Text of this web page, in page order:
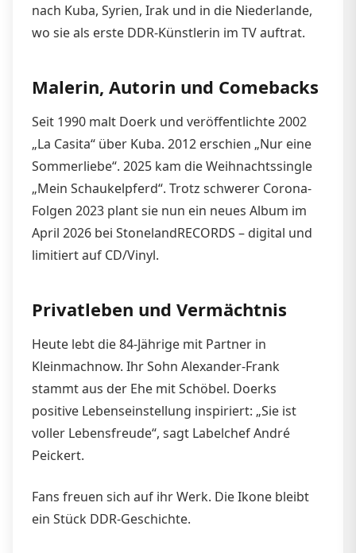
nach Kuba, Syrien, Irak und in die Niederlande,
wo sie als erste DDR-Künstlerin im TV auftrat.
Malerin, Autorin und Comebacks
Seit 1990 malt Doerk und veröffentlichte 2002
„La Casita“ über Kuba. 2012 erschien „Nur eine
Sommerliebe“. 2025 kam die Weihnachtssingle
„Mein Schaukelpferd“. Trotz schwerer Corona-
Folgen 2023 plant sie nun ein neues Album im
April 2026 bei StonelandRECORDS – digital und
limitiert auf CD/Vinyl.
Privatleben und Vermächtnis
Heute lebt die 84-Jährige mit Partner in
Kleinmachnow. Ihr Sohn Alexander-Frank
stammt aus der Ehe mit Schöbel. Doerks
positive Lebenseinstellung inspiriert: „Sie ist
voller Lebensfreude“, sagt Labelchef André
Peickert.
Fans freuen sich auf ihr Werk. Die Ikone bleibt
ein Stück DDR-Geschichte.